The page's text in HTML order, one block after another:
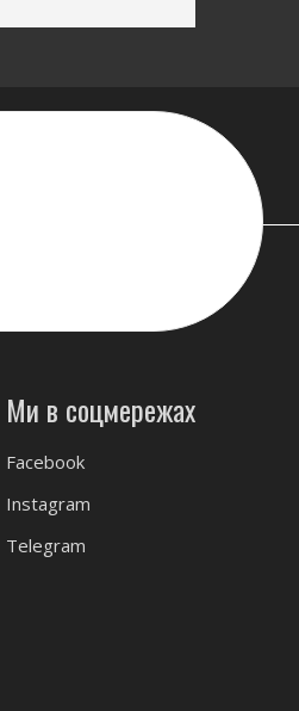
Ми в соцмережах
Facebook
Instagram
Telegram